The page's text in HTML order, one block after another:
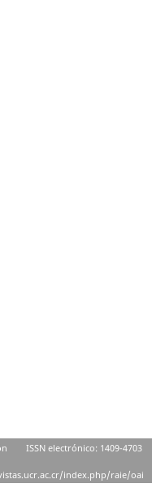
ISSN electrónico: 1409-4703
index.php/raie/oai